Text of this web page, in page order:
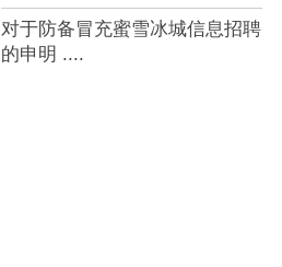
对于防备冒充蜜雪冰城信息招聘
的申明 ....